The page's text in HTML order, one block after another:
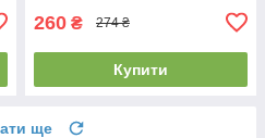
260 ₴ 274 ₴
Купити
ще